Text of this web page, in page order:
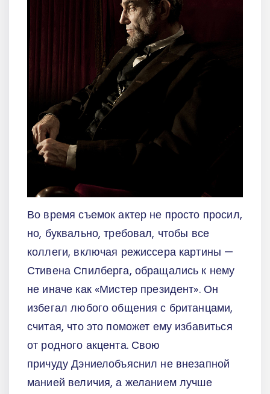
Во время съемок актер не просто просил,
но, буквально, требовал, чтобы все
коллеги, включая режиссера картины —
Стивена Спилберга, обращались к нему
не иначе как «Мистер президент». Он
избегал любого общения с британцами,
считая, что это поможет ему избавиться
от родного акцента. Свою
причуду Дэниелобъяснил не внезапной
манией величия, а желанием лучше